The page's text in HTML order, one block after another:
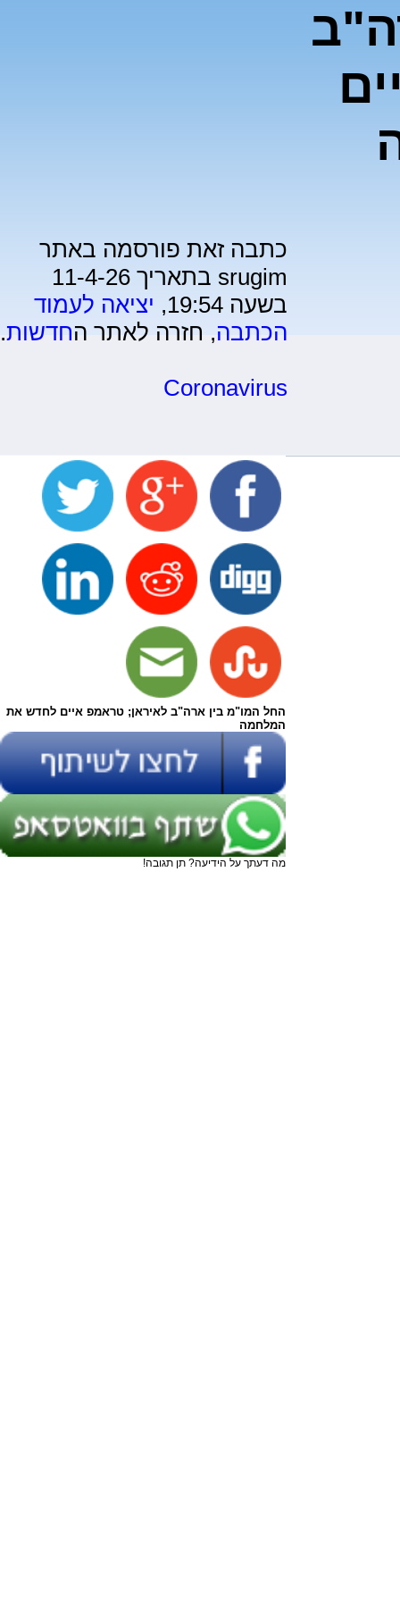
כתבה זאת פורסמה באתר
srugim בתאריך 11-4-26
בשעה 19:54,
יציאה לעמוד
הכתבה, חזרה לאתר החדשות.
Coronavirus
החל המו"מ בין ארה"ב לאיראן; טראמפ איים לחדש את
המלחמה
מה דעתך על הידיעה? תן תגובה!